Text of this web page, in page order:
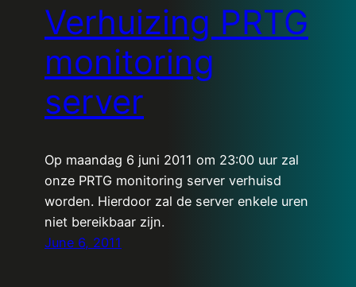
Verhuizing PRTG
monitoring
server
Op maandag 6 juni 2011 om 23:00 uur zal
onze PRTG monitoring server verhuisd
worden. Hierdoor zal de server enkele uren
niet bereikbaar zijn.
June 6, 2011